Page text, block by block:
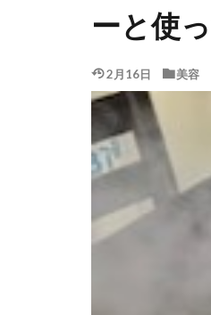
ーと使
2月16日 美容